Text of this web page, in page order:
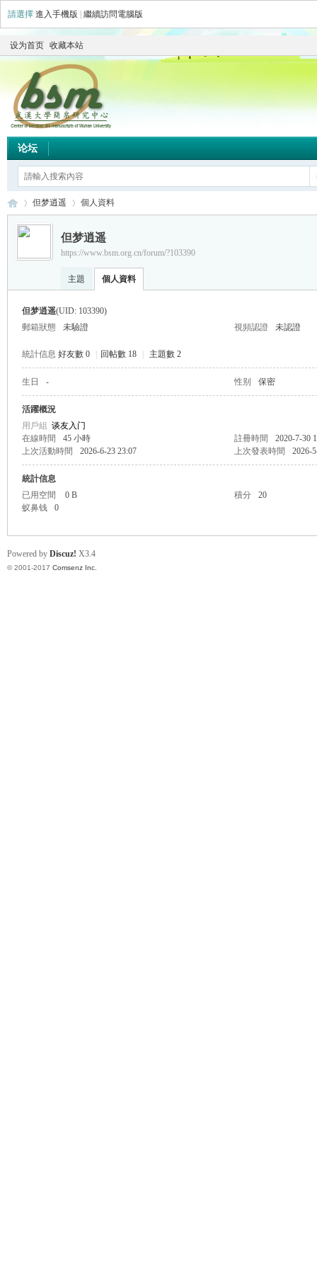
請選擇 進入手機版 繼續訪問電腦版
设为首页 收藏本站
论坛
›
但梦逍遥 個人資料
但梦逍遥
https://www.bsm.org.cn/forum/?103390
主題 個人資料
但梦逍遥(UID: 103390)
郵箱狀態
未驗證 視頻認證 未認證
統計信息 好友數 0 回帖數 18 主題數 2
生日 - 性别 保密
活躍概況
用戶組 谈友入门
在線時間
45 小時 註冊時間
2020-7-30
上次活動時間
2026-6-23 23:07 上次發表時間 2026-
統計信息
已用空間
0 B 積分
20
蚁鼻钱
0
Powered by Discuz! X3.4
© 2001-2017 Comsenz Inc.